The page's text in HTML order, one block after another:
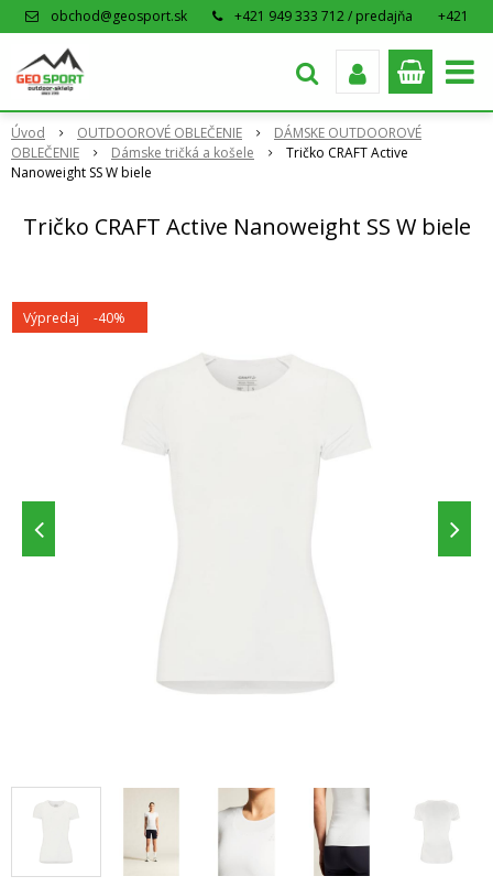
obchod@geosport.sk +421 949 333 712 / predajňa
+421
Úvod OUTDOOROVÉ OBLEČENIE
DÁMSKE OUTDOOROVÉ
OBLEČENIE
Dámske tričká a košele
Tričko CRAFT Active
Nanoweight SS W biele
Tričko CRAFT Active Nanoweight SS W biele
Výpredaj -40%